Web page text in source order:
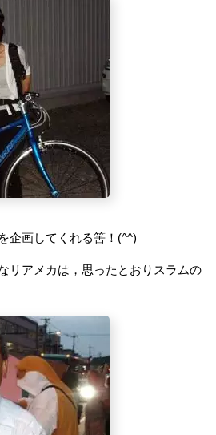
企画してくれる筈！(^^)
リアメカは，思ったとおりスラムの